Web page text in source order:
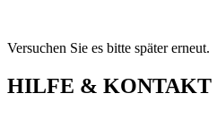
Versuchen Sie es bitte später erneut.
HILFE & KONTAKT